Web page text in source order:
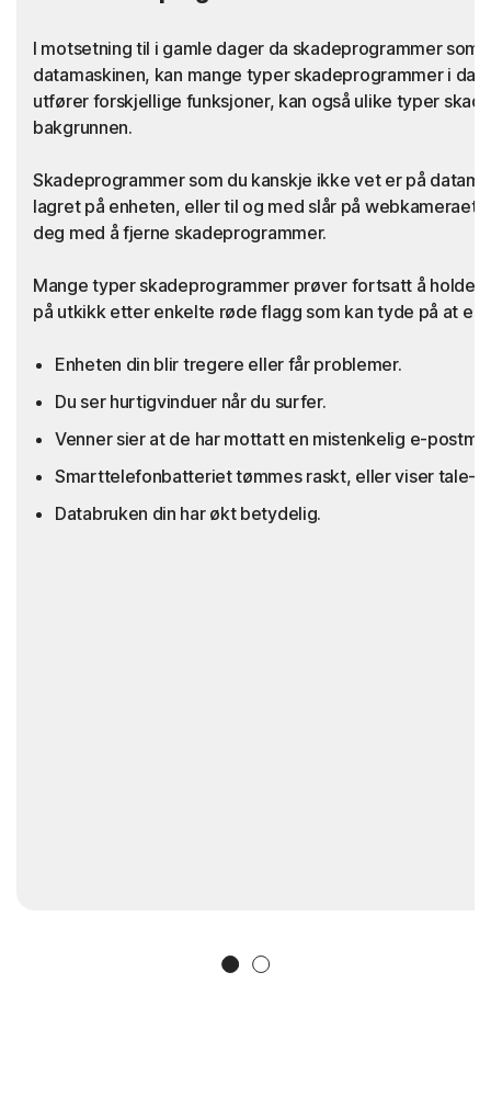
I motsetning til i gamle dager da skadeprogrammer
datamaskinen, kan mange typer skadeprogrammer i
utfører forskjellige funksjoner, kan også ulike typer
bakgrunnen.
Skadeprogrammer som du kanskje ikke vet er på
lagret på enheten, eller til og med slår på webkameraet
deg med å fjerne skadeprogrammer.
Mange typer skadeprogrammer prøver fortsatt å holde
på utkikk etter enkelte røde flagg som kan tyde på at
Enheten din blir tregere eller får problemer.
Du ser hurtigvinduer når du surfer.
Venner sier at de har mottatt en mistenkelig e-
Smarttelefonbatteriet tømmes raskt, eller viser tale-/
Databruken din har økt betydelig.
Slide 1 Slide 2